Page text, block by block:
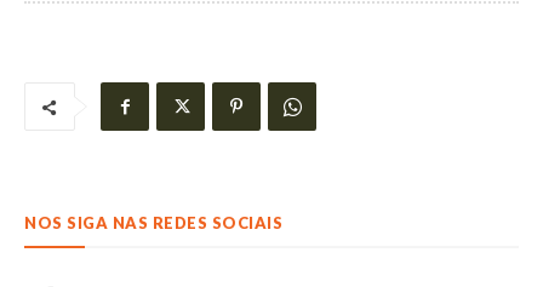
NOS SIGA NAS REDES SOCIAIS